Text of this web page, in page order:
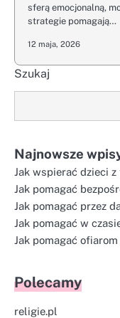
sferą emocjonalną,
strategie pomagają…
12 maja, 2026
Szukaj
Najnowsze
Jak wspierać dzieci
Jak pomagać
Jak pomagać przez
Jak pomagać w
Jak pomagać
Polecamy
religie.pl